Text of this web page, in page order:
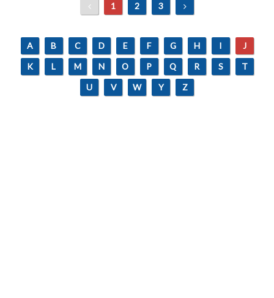
1 2 3
A B C D E F G H I
J
K
L M N O P Q R S
T
U
V W Y Z